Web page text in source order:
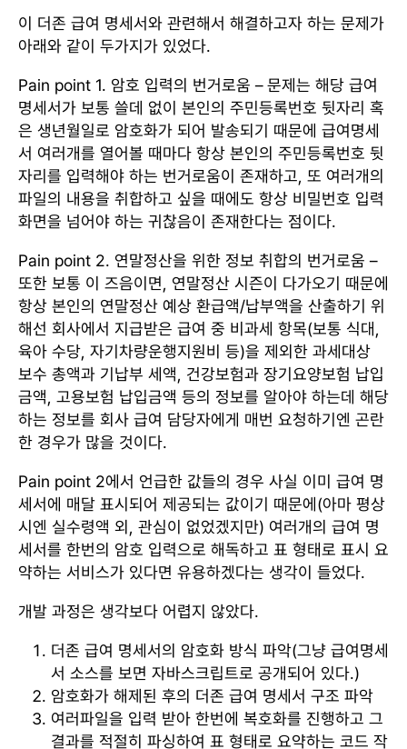
이 더존 급여 명세서와 관련해서 해결하고자 하는 문제가
아래와 같이 두가지가 있었다.
Pain point 1. 암호 입력의 번거로움 – 문제는 해당 급여
명세서가 보통 쓸데 없이 본인의 주민등록번호 뒷자리 혹
은 생년월일로 암호화가 되어 발송되기 때문에 급여명세
서 여러개를 열어볼 때마다 항상 본인의 주민등록번호 뒷
자리를 입력해야 하는 번거로움이 존재하고, 또 여러개의
파일의 내용을 취합하고 싶을 때에도 항상 비밀번호 입력
화면을 넘어야 하는 귀찮음이 존재한다는 점이다.
Pain point 2. 연말정산을 위한 정보 취합의 번거로움 –
또한 보통 이 즈음이면, 연말정산 시즌이 다가오기 때문에
항상 본인의 연말정산 예상 환급액/납부액을 산출하기 위
해선 회사에서 지급받은 급여 중 비과세 항목(보통 식대,
육아 수당, 자기차량운행지원비 등)을 제외한 과세대상
보수 총액과 기납부 세액, 건강보험과 장기요양보험 납입
금액, 고용보험 납입금액 등의 정보를 알아야 하는데 해당
하는 정보를 회사 급여 담당자에게 매번 요청하기엔 곤란
한 경우가 많을 것이다.
Pain point 2에서 언급한 값들의 경우 사실 이미 급여 명
세서에 매달 표시되어 제공되는 값이기 때문에(아마 평상
시엔 실수령액 외, 관심이 없었겠지만) 여러개의 급여 명
세서를 한번의 암호 입력으로 해독하고 표 형태로 표시 요
약하는 서비스가 있다면 유용하겠다는 생각이 들었다.
개발 과정은 생각보다 어렵지 않았다.
더존 급여 명세서의 암호화 방식 파악(그냥 급여명세
서 소스를 보면 자바스크립트로 공개되어 있다.)
암호화가 해제된 후의 더존 급여 명세서 구조 파악
여러파일을 입력 받아 한번에 복호화를 진행하고 그
결과를 적절히 파싱하여 표 형태로 요약하는 코드 작